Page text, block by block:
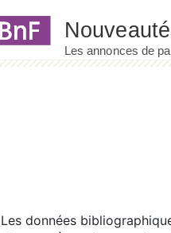
Les données